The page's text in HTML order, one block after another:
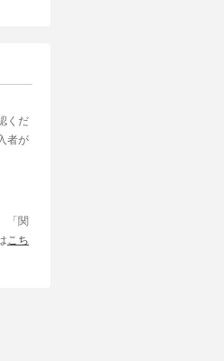
くだ
者が
「関
こち